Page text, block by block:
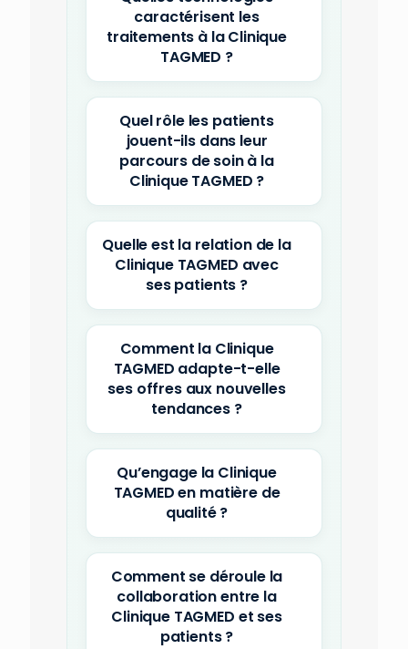
caractérisent les
traitements à la Clinique
TAGMED ?
Quel rôle les patients
jouent-ils dans leur
parcours de soin à la
Clinique TAGMED ?
Quelle est la relation de la
Clinique TAGMED avec
ses patients ?
Comment la Clinique
TAGMED adapte-t-elle
ses offres aux nouvelles
tendances ?
Qu’engage la Clinique
TAGMED en matière de
qualité ?
Comment se déroule la
collaboration entre la
Clinique TAGMED et ses
patients ?